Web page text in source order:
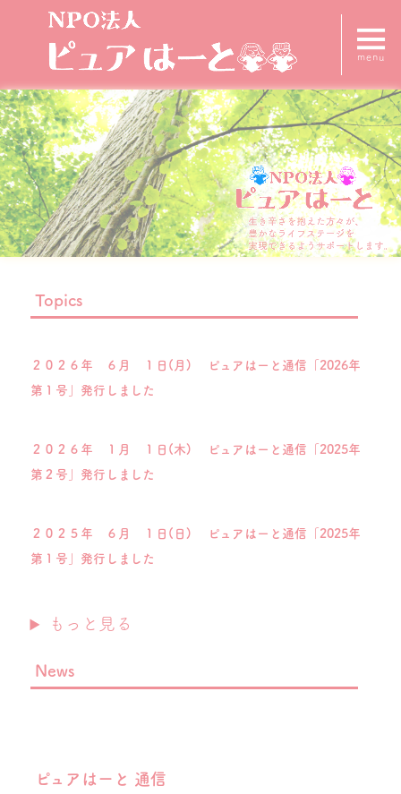
menu
News
Topics
２０２６年 ６月 １日(月) ピュアはーと通信「2026年
第１号」発行しました
２０２６年 １月 １日(木) ピュアはーと通信「2025年
第２号」発行しました
２０２５年 ６月 １日(日) ピュアはーと通信「2025年
第１号」発行しました
もっと見る
ピュアはーと 通信